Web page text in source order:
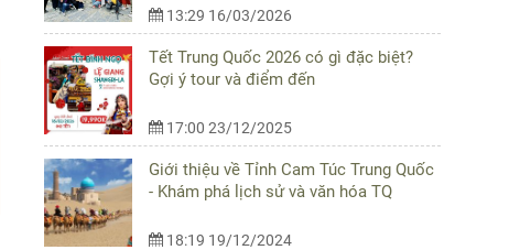
13:29 16/03/2026
Tết Trung Quốc 2026 có gì đặc biệt?
Gợi ý tour và điểm đến
17:00 23/12/2025
Giới thiệu về Tỉnh Cam Túc Trung Quốc
- Khám phá lịch sử và văn hóa TQ
18:19 19/12/2024